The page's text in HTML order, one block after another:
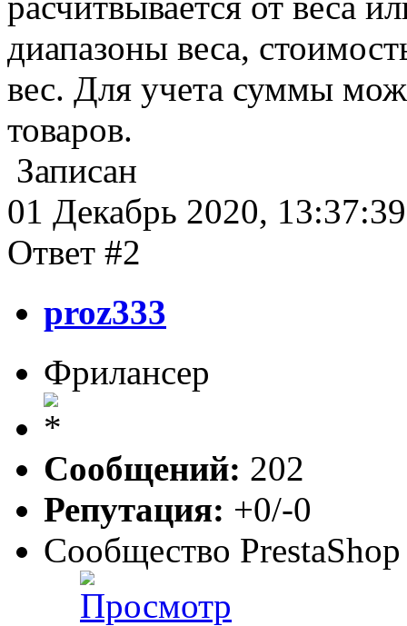
диапазоны веса,
вес. Для учета суммы
товаров.
Записан
01 Декабрь 2020, 13:37:39
Ответ #2
proz333
Фрилансер
Сообщений: 202
Репутация: +0/-0
Сообщество PrestaShop